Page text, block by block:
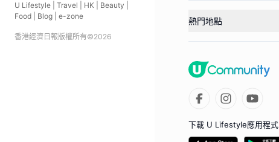
U Lifestyle Travel HK Beauty
Food
Blog e-zone
香港經濟日報版權所有©2026
熱門地點
下載 U Lifestyle應用程式